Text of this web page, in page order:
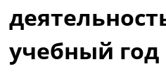
учебный год